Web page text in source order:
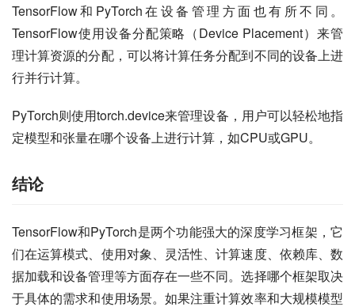
TensorFlow和PyTorch在设备管理方面也有所不同。
TensorFlow使用设备分配策略（Device Placement）来管
理计算资源的分配，可以将计算任务分配到不同的设备上进
行并行计算。
PyTorch则使用torch.device来管理设备，用户可以轻松地指
定模型和张量在哪个设备上进行计算，如CPU或GPU。
结论
TensorFlow和PyTorch是两个功能强大的深度学习框架，它
们在运算模式、使用对象、灵活性、计算速度、依赖库、数
据加载和设备管理等方面存在一些不同。选择哪个框架取决
于具体的需求和使用场景。如果注重计算效率和大规模模型